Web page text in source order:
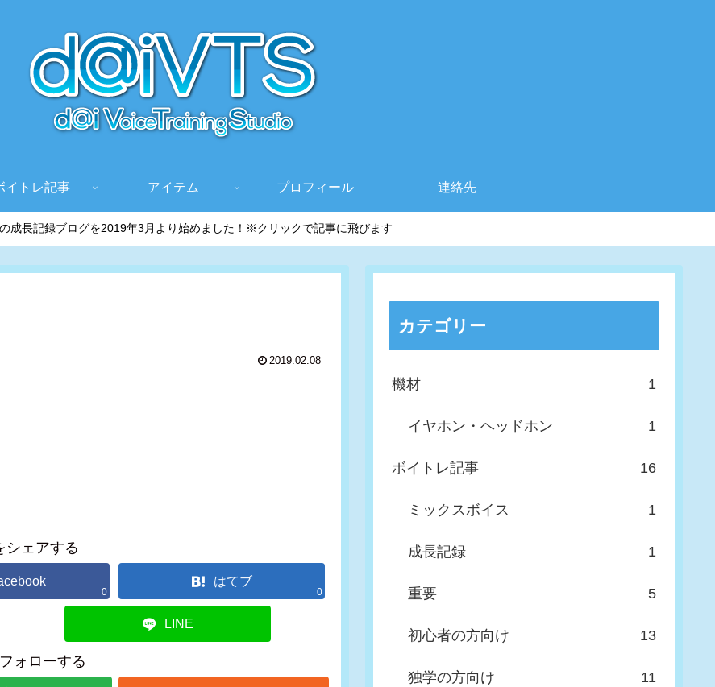
イトレ記事 アイテム プロフィール 連絡先
成長記録ブログを2019年3月より始めました！※クリックで記事に飛びます
2019.02.08
シェアする
0
はてブ
0
LINE
ォローする
カテゴリー
機材 1
イヤホン・ヘッドホン 1
ボイトレ記事 16
ミックスボイス 1
成長記録 1
重要 5
初心者の方向け 13
独学の方向け 11